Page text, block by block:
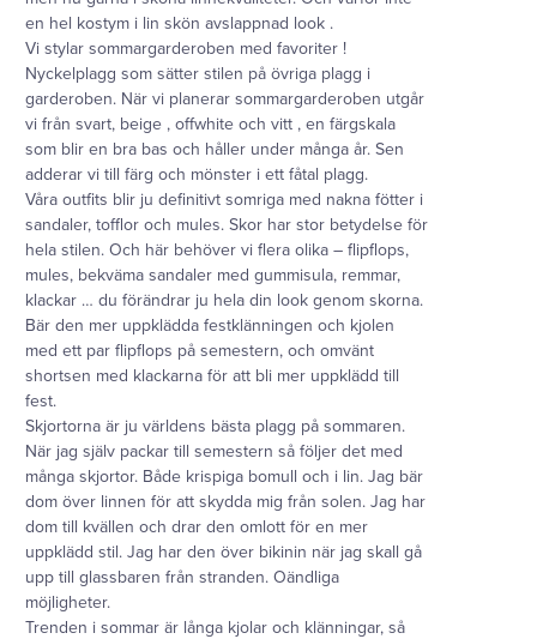
en hel kostym i lin skön avslappnad look .
Vi stylar sommargarderoben med favoriter !
Nyckelplagg som sätter stilen på övriga plagg i
garderoben. När vi planerar sommargarderoben utgår
vi från svart, beige , offwhite och vitt , en färgskala
som blir en bra bas och håller under många år. Sen
adderar vi till färg och mönster i ett fåtal plagg.
Våra outfits blir ju definitivt somriga med nakna fötter i
sandaler, tofflor och mules. Skor har stor betydelse för
hela stilen. Och här behöver vi flera olika – flipflops,
mules, bekväma sandaler med gummisula, remmar,
klackar … du förändrar ju hela din look genom skorna.
Bär den mer uppklädda festklänningen och kjolen
med ett par flipflops på semestern, och omvänt
shortsen med klackarna för att bli mer uppklädd till
fest.
Skjortorna är ju världens bästa plagg på sommaren.
När jag själv packar till semestern så följer det med
många skjortor. Både krispiga bomull och i lin. Jag bär
dom över linnen för att skydda mig från solen. Jag har
dom till kvällen och drar den omlott för en mer
uppklädd stil. Jag har den över bikinin när jag skall gå
upp till glassbaren från stranden. Oändliga
möjligheter.
Trenden i sommar är långa kjolar och klänningar, så